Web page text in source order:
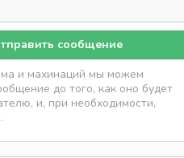
сообщение
и махинаций мы можем
до того, как оно будет
и, при необходимости,